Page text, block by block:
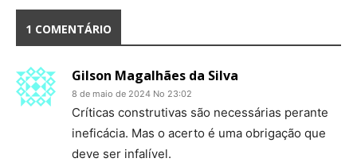
1 COMENTÁRIO
Gilson Magalhães da Silva
8 de maio de 2024 No 23:02
Críticas construtivas são necessárias perante
ineficácia. Mas o acerto é uma obrigação que
deve ser infalível.